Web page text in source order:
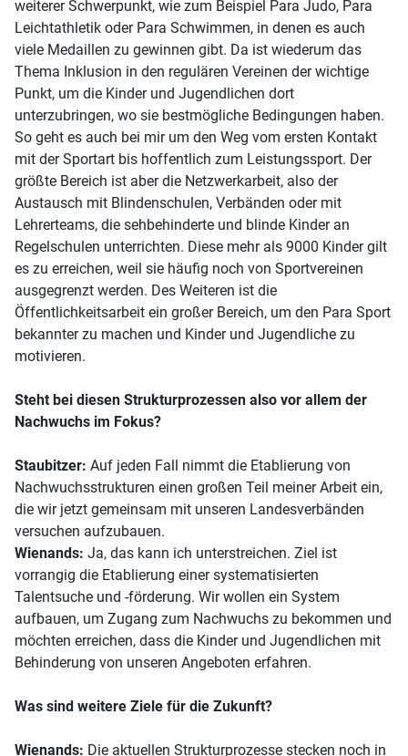
weiterer Schwerpunkt, wie zum Beispiel Para Judo, Para
Leichtathletik oder Para Schwimmen, in denen es auch
viele Medaillen zu gewinnen gibt. Da ist wiederum das
Thema Inklusion in den regulären Vereinen der wichtige
Punkt, um die Kinder und Jugendlichen dort
unterzubringen, wo sie bestmögliche Bedingungen haben.
So geht es auch bei mir um den Weg vom ersten Kontakt
mit der Sportart bis hoffentlich zum Leistungssport. Der
größte Bereich ist aber die Netzwerkarbeit, also der
Austausch mit Blindenschulen, Verbänden oder mit
Lehrerteams, die sehbehinderte und blinde Kinder an
Regelschulen unterrichten. Diese mehr als 9000 Kinder gilt
es zu erreichen, weil sie häufig noch von Sportvereinen
ausgegrenzt werden. Des Weiteren ist die
Öffentlichkeitsarbeit ein großer Bereich, um den Para Sport
bekannter zu machen und Kinder und Jugendliche zu
motivieren.
Steht bei diesen Strukturprozessen also vor allem der
Nachwuchs im Fokus?
Staubitzer: Auf jeden Fall nimmt die Etablierung von
Nachwuchsstrukturen einen großen Teil meiner Arbeit ein,
die wir jetzt gemeinsam mit unseren Landesverbänden
versuchen aufzubauen.
Wienands: Ja, das kann ich unterstreichen. Ziel ist
vorrangig die Etablierung einer systematisierten
Talentsuche und -förderung. Wir wollen ein System
aufbauen, um Zugang zum Nachwuchs zu bekommen und
möchten erreichen, dass die Kinder und Jugendlichen mit
Behinderung von unseren Angeboten erfahren.
Was sind weitere Ziele für die Zukunft?
Wienands: Die aktuellen Strukturprozesse stecken noch in